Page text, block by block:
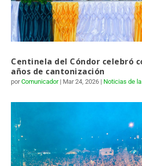
Centinela del Cóndor celebró
años de cantonización
porComunicador| Mar 24, 2026 | Noticias de